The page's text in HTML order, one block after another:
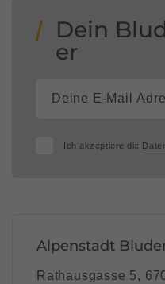
Dein
er
Ich akzeptiere die
Alpenstadt
Rathausgasse 5,